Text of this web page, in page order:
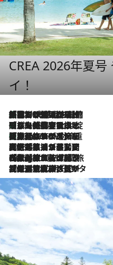
CREA 2026年夏号
イ！
2026.8.6
「荷物が増えるほど旅ストレスは増す」美容ジャーナリストがたどり着いた最終結論。“化粧品を劇的に減らす”感動の凝縮美容とは
2026.8.6
「旅先には金髪ウィッグを持参」日本と同じメイクでは損してる!? 美容ジャーナリストが提案する“掟破りの旅美容”とは
2026.8.6
【厳選旅コスメ】「身軽さ＆UV対策重視！」ヘアアーティストshucoが選んだ夏旅ベストコスメを発表【Mサイズジップ】
2026.8.5
【厳選旅コスメ】国内をあちこち移動する河井菜摘が選んだ夏旅ベストコスメ発表！「リラックスアイテムはマスト」【Mサイズジップ】
2026.8.4
【厳選旅コスメ】「紫外線＆乾燥対策しながらメイク感も！」ヘア＆メイクGeorgeが選んだ夏旅ベストコスメを発表！【Mサイズジップ】
2026.8.3
【厳選旅コスメ】「保湿もタイパ重視！」“サウナ好き”タレント清水みさとが愛用する夏旅ベストコスメを発表！【Mサイズジップ】